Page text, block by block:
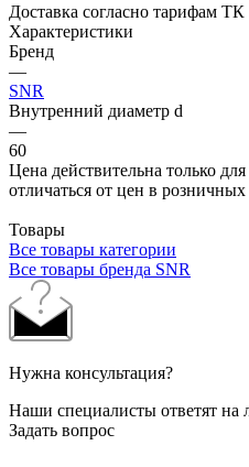
Доставка согласно тарифам ТК
Характеристики
Бренд
—
SNR
Внутренний диаметр d
—
60
Цена действительна только
отличаться от цен в
Товары
Все товары категории
Все товары бренда SNR
Нужна консультация?
Наши специалисты ответят
Задать вопрос